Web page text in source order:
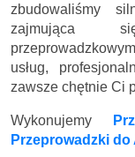
zbudowaliśmy
zajmująca
usług,
zawsze chętnie Ci
Wykonujemy
Przeprowadzki do